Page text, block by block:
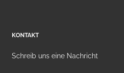
KONTAKT
Schreib uns eine Nachricht